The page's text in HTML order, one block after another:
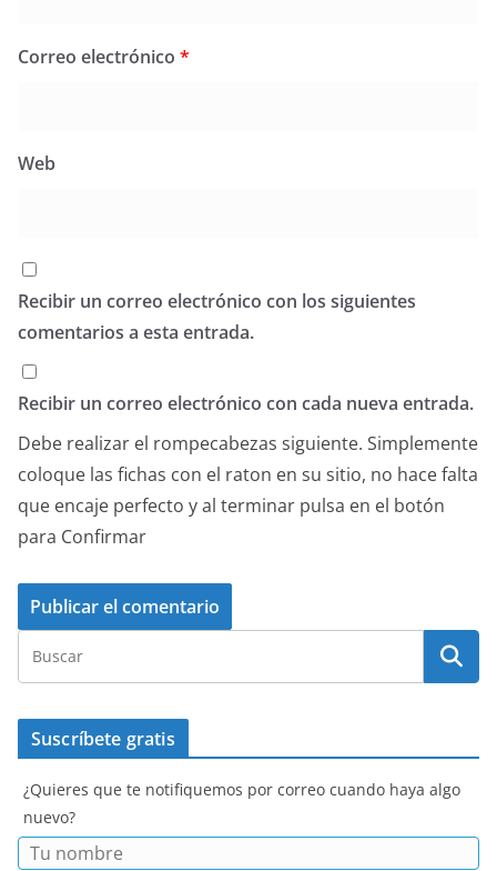
Correo electrónico *
Web
Recibir un correo electrónico con los siguientes
comentarios a esta entrada.
Recibir un correo electrónico con cada nueva entrada.
Debe realizar el rompecabezas siguiente. Simplemente
coloque las fichas con el raton en su sitio, no hace falta
que encaje perfecto y al terminar pulsa en el botón
para Confirmar
Suscríbete gratis
¿Quieres que te notifiquemos por correo cuando haya algo
nuevo?